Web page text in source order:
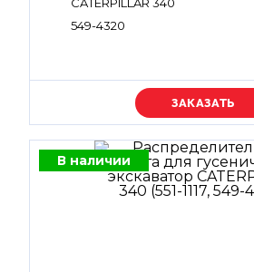
549-4320
Уточняйте цену
В наличии